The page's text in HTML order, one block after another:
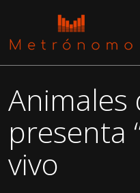
Animales
presenta
vivo